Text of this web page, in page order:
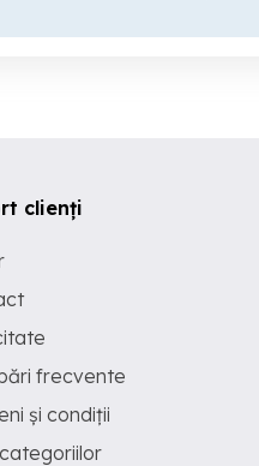
clienți
frecvente
și condiții